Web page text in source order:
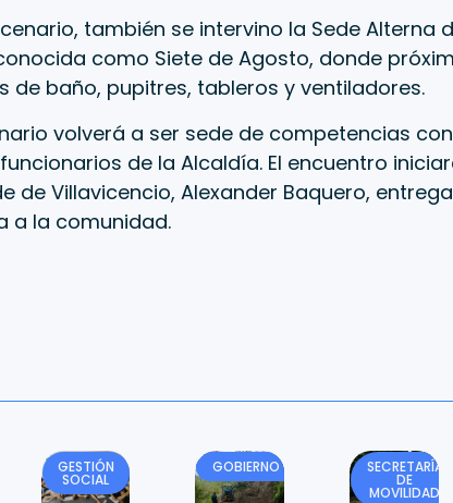
también se intervino la Sede Alterna
como Siete de Agosto, donde
de baño, pupitres, tableros y ventiladores.
volverá a ser sede de competencias
de la Alcaldía. El encuentro
de Villavicencio, Alexander Baquero,
a la comunidad.
GESTIÓN
SOCIAL
GOBIERNO SECRETARÍA
DE
MOVILIDAD